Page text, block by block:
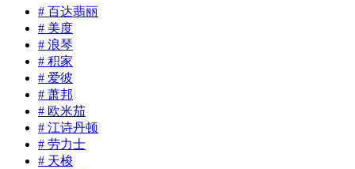
# 百达翡丽
# 美度
# 浪琴
# 积家
# 爱彼
# 萧邦
# 欧米茄
# 江诗丹顿
# 劳力士
# 天梭